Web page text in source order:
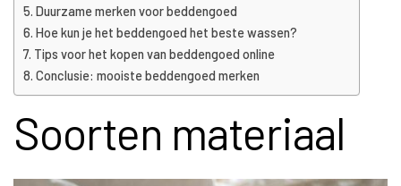
Duurzame merken voor beddengoed
Hoe kun je het beddengoed het beste wassen?
Tips voor het kopen van beddengoed online
Conclusie: mooiste beddengoed merken
Soorten materiaal